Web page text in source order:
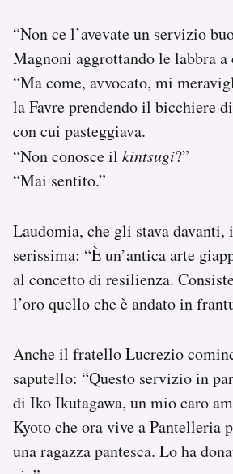
“Non ce l’avevate un servizio
Magnoni aggrottando le labbra
“Ma come, avvocato, mi
la Favre prendendo il bicchiere
con cui pasteggiava.
“Non conosce il kintsugi?”
“Mai sentito.”
Laudomia, che gli stava davanti,
serissima: “È un’antica arte
al concetto di resilienza.
l’oro quello che è andato in
Anche il fratello Lucrezio
saputello: “Questo servizio in
di Iko Ikutagawa, un mio caro
Kyoto che ora vive a Pantelleria
una ragazza pantesca. Lo ha